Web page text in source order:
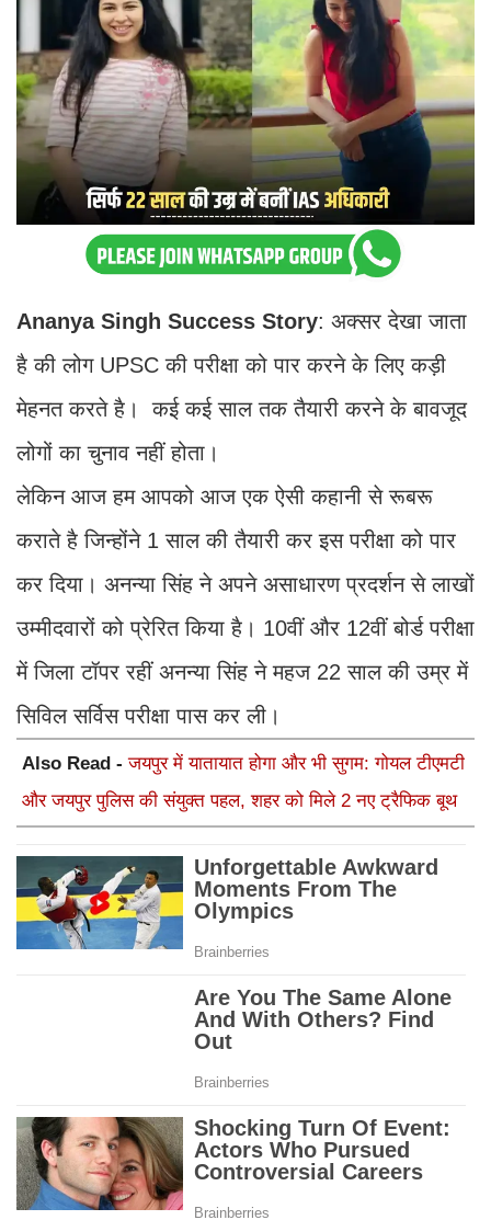
Ananya Singh Success Story: अक्सर देखा जाता
है की लोग UPSC की परीक्षा को पार करने के लिए कड़ी
मेहनत करते है। कई कई साल तक तैयारी करने के बावजूद
लोगों का चुनाव नहीं होता।
लेकिन आज हम आपको आज एक ऐसी कहानी से रूबरू
कराते है जिन्होंने 1 साल की तैयारी कर इस परीक्षा को पार
कर दिया। अनन्या सिंह ने अपने असाधारण प्रदर्शन से लाखों
उम्मीदवारों को प्रेरित किया है। 10वीं और 12वीं बोर्ड परीक्षा
में जिला टॉपर रहीं अनन्या सिंह ने महज 22 साल की उम्र में
सिविल सर्विस परीक्षा पास कर ली।
Also Read -जयपुर में यातायात होगा और भी सुगम: गोयल टीएमटी
और जयपुर पुलिस की संयुक्त पहल, शहर को मिले 2 नए ट्रैफिक बूथ